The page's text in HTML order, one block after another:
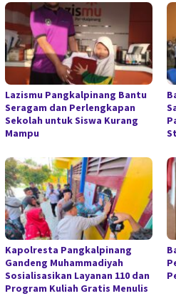
Lazismu Pangkalpinang Bantu
Seragam dan Perlengkapan
Sekolah untuk Siswa Kurang
Mampu
Kapolresta Pangkalpinang
Gandeng Muhammadiyah
Sosialisasikan Layanan 110 dan
Program Kuliah Gratis Menulis